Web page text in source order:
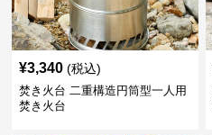
¥3,340 (税込)
焚き火台 二重構造円筒型一人用
焚き火台